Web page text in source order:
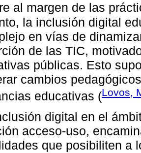
al margen de las
la inclusión digital
en vías de
de las TIC,
públicas. Esto
cambios
educativas (Lovos,
digital en el
acceso-uso,
que posibiliten a